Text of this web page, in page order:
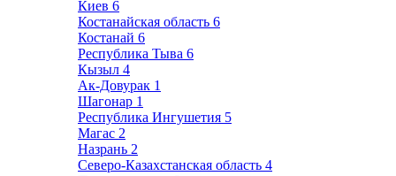
Киев 6
Костанайская область 6
Костанай 6
Республика Тыва 6
Кызыл 4
Ак-Довурак 1
Шагонар 1
Республика Ингушетия 5
Магас 2
Назрань 2
Северо-Казахстанская область 4